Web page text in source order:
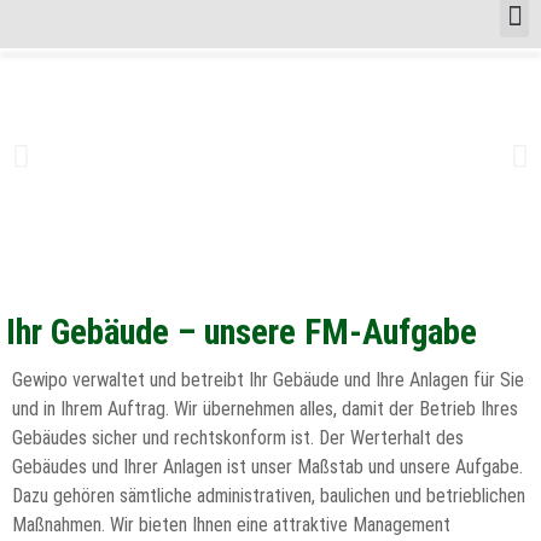
Ihr Gebäude – unsere FM-Aufgabe
Gewipo verwaltet und betreibt Ihr Gebäude und Ihre Anlagen für Sie
und in Ihrem Auftrag. Wir übernehmen alles, damit der Betrieb Ihres
Gebäudes sicher und rechtskonform ist. Der Werterhalt des
Gebäudes und Ihrer Anlagen ist unser Maßstab und unsere Aufgabe.
Dazu gehören sämtliche administrativen, baulichen und betrieblichen
Maßnahmen. Wir bieten Ihnen eine attraktive Management